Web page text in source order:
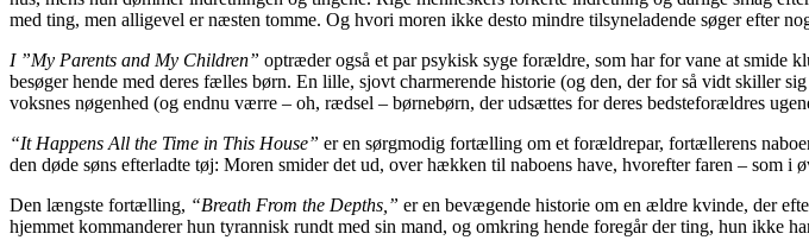
med ting, men alligevel er næsten tomme. Og hvori moren ikke desto mindre tilsyneladende søger efter
I ”My Parents and My Children” optræder også et par psykisk syge forældre, som har for vane at smide
besøger hende med deres fælles børn. En lille, sjovt charmerende historie (og den, der for så vidt skiller
voksnes nøgenhed (og endnu værre – oh, rædsel – børnebørn, der udsættes for deres bedsteforældres
“It Happens All the Time in This House” er en sørgmodig fortælling om et forældrepar, fortællerens
den døde søns efterladte tøj: Moren smider det ud, over hækken til naboens have, hvorefter faren –
Den længste fortælling, “Breath From the Depths,” er en bevægende historie om en ældre kvinde, der
hjemmet kommanderer hun tyrannisk rundt med sin mand, og omkring hende foregår der ting, hun ikke